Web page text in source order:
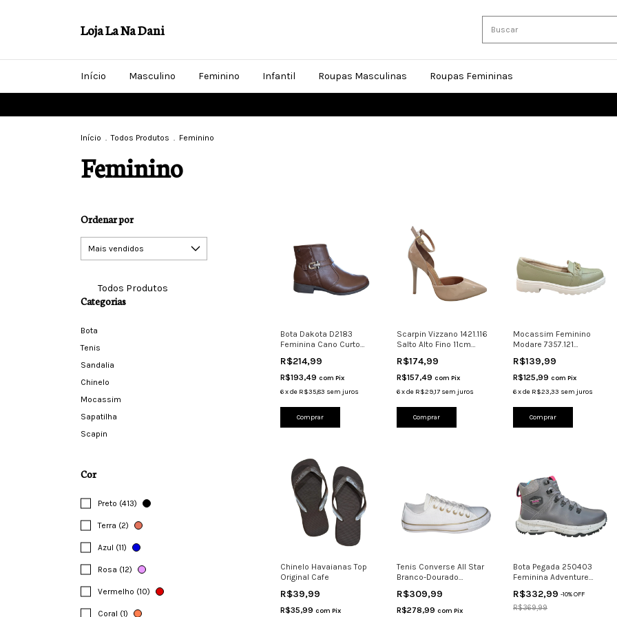
Loja La Na Dani
Início Masculino Feminino Infantil Roupas Masculinas Roupas Femininas
Início . Todos Produtos . Feminino
Feminino
Ordenar por
Todos Produtos
Categorias
Bota
Tenis
Sandalia
Chinelo
Mocassim
Sapatilha
Scapin
Cor
Preto (413)
Terra (2)
Azul (11)
Rosa (12)
Vermelho (10)
Coral (1)
Bota Dakota D2183
Feminina Cano Curto
R$214,99
R$193,49 com Pix
6xde R$35,83 sem juros
Comprar
Scarpin Vizzano 1421.116
Salto Alto Fino 11cm
R$174,99
R$157,49 com Pix
6xde R$29,17 sem juros
Comprar
Mocassim Feminino
Modare 7357.121
R$139,99
R$125,99 com Pix
6xde R$23,33 sem juros
Comprar
Chinelo Havaianas Top
Original Cafe
R$39,99
R$35,99 com Pix
Tenis Converse All Star
Branco-Dourado
R$309,99
R$278,99 com Pix
Bota Pegada 250403
Feminina Adventure
R$332,99 -10%OFF
R$369,99